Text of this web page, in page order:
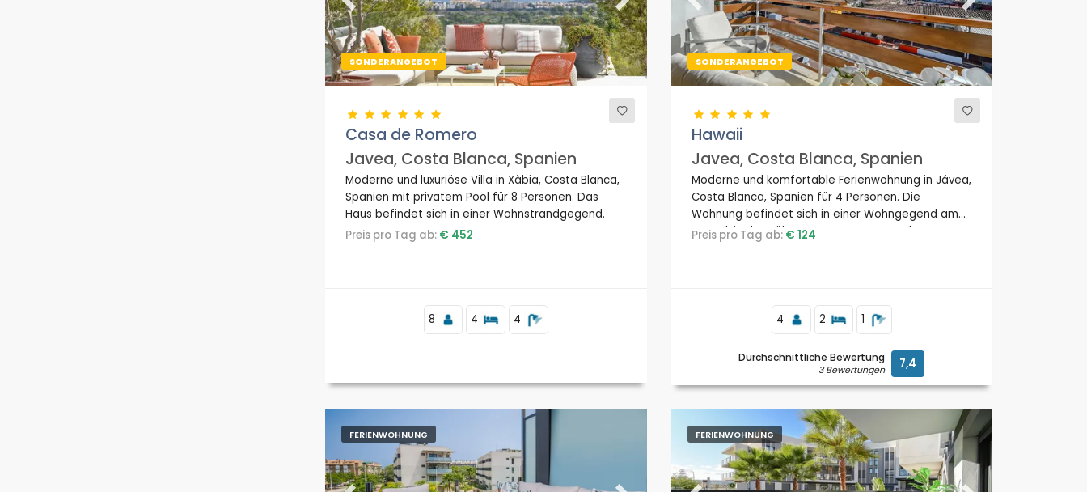
SONDERANGEBOT
Previous Next
Casa de Romero
Javea, Costa Blanca, Spanien
Moderne und luxuriöse Villa in Xàbia, Costa Blanca,
Spanien mit privatem Pool für 8 Personen. Das
Haus befindet sich in einer Wohnstrandgegend.
Preis pro Tag ab: € 452
8 4 4
SONDERANGEBOT
Previous Next
Hawaii
Javea, Costa Blanca, Spanien
Moderne und komfortable Ferienwohnung in Jávea,
Costa Blanca, Spanien für 4 Personen. Die
Wohnung befindet sich in einer Wohngegend am
Strand, in der Nähe von Restaurants und Bars,
Preis pro Tag ab: € 124
4 2 1
Durchschnittliche Bewertung
3 Bewertungen 7,4
FERIENWOHNUNG FERIENWOHNUNG